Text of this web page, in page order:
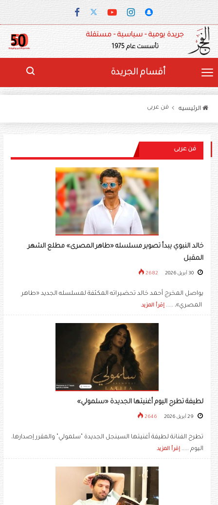
جريدة يومية - سياسية - مستقلة
تأسست عام 1975
أقسام الجريدة
الرئيسيه فن عربى
فن عربى
خالد النبوي يبدأ تصوير مسلسله «طاهر المصرى» مطلع الشهر
المقبل
2682
يواصل المخرج أحمد خالد تحضيراته المكثفة لمسلسله الجديد «طاهر
المصري»، ..... إقرأ المزيد
لطيفة تطرح اليوم أغنيتها الجديدة «سلمولي»
2646
تطرح الفنانة لطيفة أغنيتها السينجل الجديدة "سلمولي" والمقرر إصدارها،
اليوم ..... إقرأ المزيد